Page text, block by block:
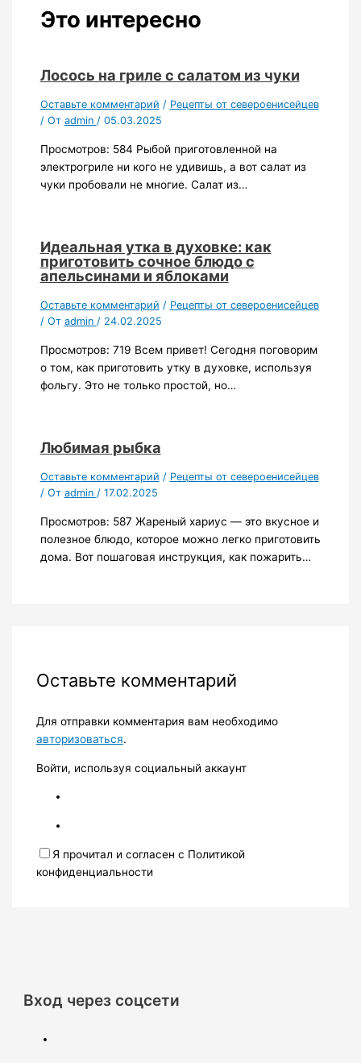
Это интересно
Лосось на гриле с салатом из чуки
Оставьте комментарий / Рецепты от североенисейцев
/ От admin / 05.03.2025
Просмотров: 584 Рыбой приготовленной на
электрогриле ни кого не удивишь, а вот салат из
чуки пробовали не многие. Салат из…
Идеальная утка в духовке: как
приготовить сочное блюдо с
апельсинами и яблоками
Оставьте комментарий / Рецепты от североенисейцев
/ От admin / 24.02.2025
Просмотров: 719 Всем привет! Сегодня поговорим
о том, как приготовить утку в духовке, используя
фольгу. Это не только простой, но…
Любимая рыбка
Оставьте комментарий / Рецепты от североенисейцев
/ От admin / 17.02.2025
Просмотров: 587 Жареный хариус — это вкусное и
полезное блюдо, которое можно легко приготовить
дома. Вот пошаговая инструкция, как пожарить…
Оставьте комментарий
Для отправки комментария вам необходимо
авторизоваться.
Войти, используя социальный аккаунт
Я прочитал и согласен с Политикой
конфиденциальности
Вход через соцсети